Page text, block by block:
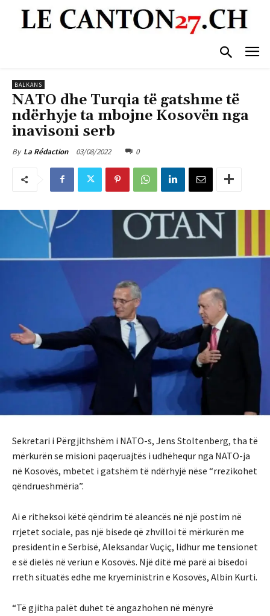
BALKANS
NATO dhe Turqia të gatshme të
ndërhyje ta mbojne Kosovën nga
inavisoni serb
By La Rédaction 03/08/2022 0
Sekretari i Përgjithshëm i NATO-s, Jens Stoltenberg, tha të
mërkurën se misioni paqeruajtës i udhëhequr nga NATO-ja
në Kosovës, mbetet i gatshëm të ndërhyjë nëse “rrezikohet
qëndrueshmëria”.
Ai e ritheksoi këtë qëndrim të aleancës në një postim në
rrjetet sociale, pas një bisede që zhvilloi të mërkurën me
presidentin e Serbisë, Aleksandar Vuçiç, lidhur me tensionet
e së dielës në veriun e Kosovës. Një ditë më parë ai bisedoi
rreth situatës edhe me kryeministrin e Kosovës, Albin Kurti.
“Të gjitha palët duhet të angazhohen në mënyrë